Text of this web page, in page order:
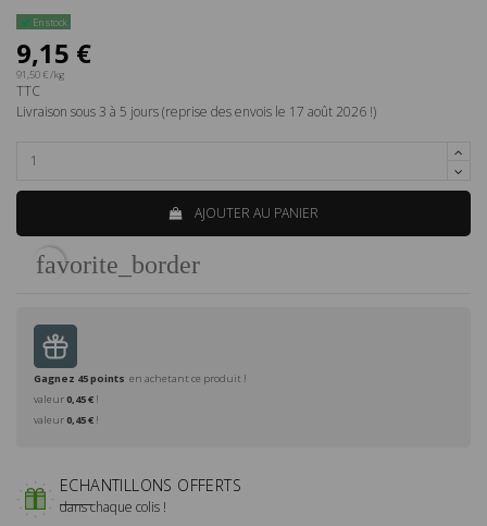
En stock
9,15 €
91,50 € /kg
TTC
Livraison sous 3 à 5 jours (reprise des envois le 17 août 2026 !)
AJOUTER AU PANIER
favorite_border
Gagnez 45points en achetant ce produit !
valeur0,45 € !
valeur0,45 € !
ECHANTILLONS OFFERTS
dans chaque colis !